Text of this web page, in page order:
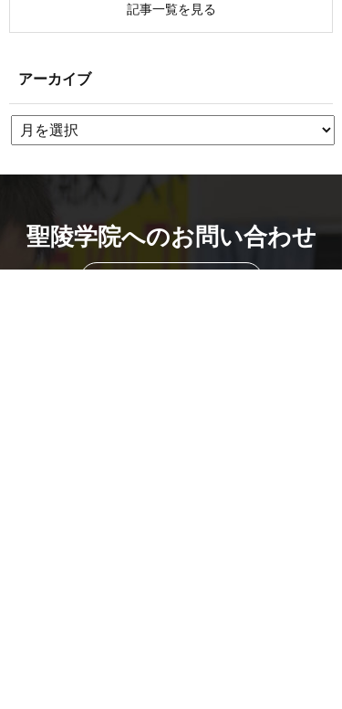
記事一覧を見る
アーカイブ
聖陵学院へのお問い合わせ